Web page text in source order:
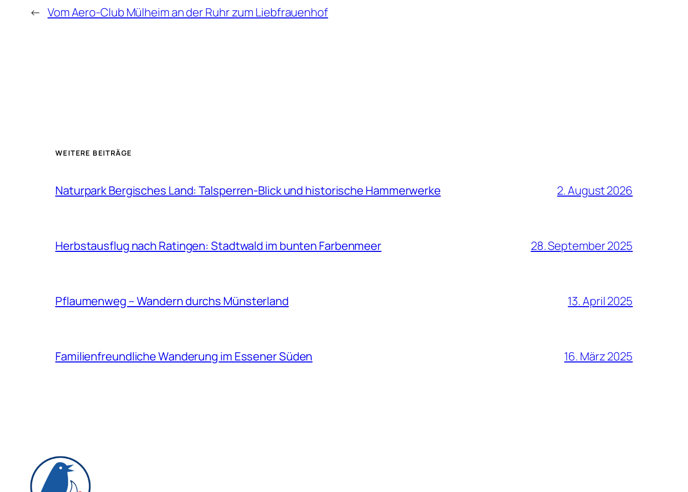
← Vom Aero-Club Mülheim an der Ruhr zum Liebfrauenhof
WEITERE BEITRÄGE
Naturpark Bergisches Land: Talsperren-Blick und historische Hammerwerke 2. August 2026
Herbstausflug nach Ratingen: Stadtwald im bunten Farbenmeer 28. September 2025
Pflaumenweg – Wandern durchs Münsterland 13. April 2025
Familienfreundliche Wanderung im Essener Süden 16. März 2025